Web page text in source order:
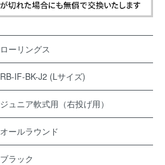
ローリングス
RB-IF-BK-J2 (Lサイズ)
ジュニア軟式用（右投げ用）
オールラウンド
ブラック